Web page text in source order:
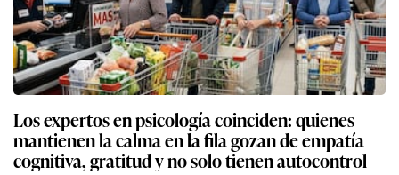
Los expertos en psicología coinciden: quienes
mantienen la calma en la fila gozan de empatía
cognitiva, gratitud y no solo tienen autocontrol